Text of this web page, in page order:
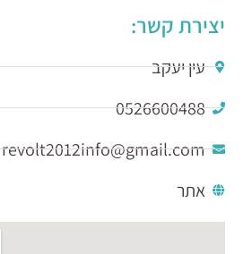
יצירת קשר:
עין יעקב
0526600488
revolt2012info@gmail.com
אתר